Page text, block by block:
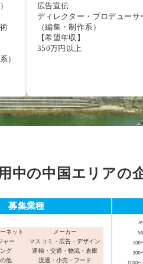
）
広告宣伝
ディレクター・プロデューサ
（編集・制作系）
【希望年収】
350万円以上
中の中国エリアの
募集業種
ネット
ャー
グ
他
メーカー
マスコミ・広告・デザイン
運輸・交通・物流・倉庫
流通・小売・フード